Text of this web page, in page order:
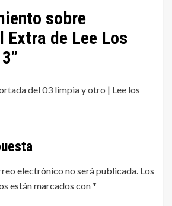
sobre
Extra de Lee Los
”
del 03 limpia y otro | Lee los
electrónico no será publicada. Los
están marcados con*